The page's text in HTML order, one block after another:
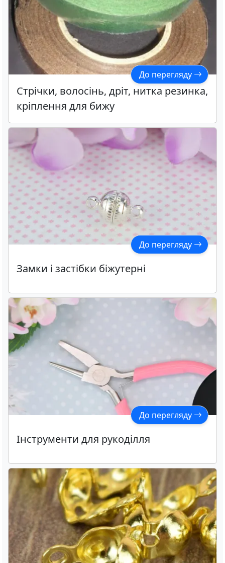
До перегляду
Стрічки, волосінь, дріт, нитка резинка,
кріплення для бижу
До перегляду
Замки і застібки біжутерні
До перегляду
Інструменти для рукоділля